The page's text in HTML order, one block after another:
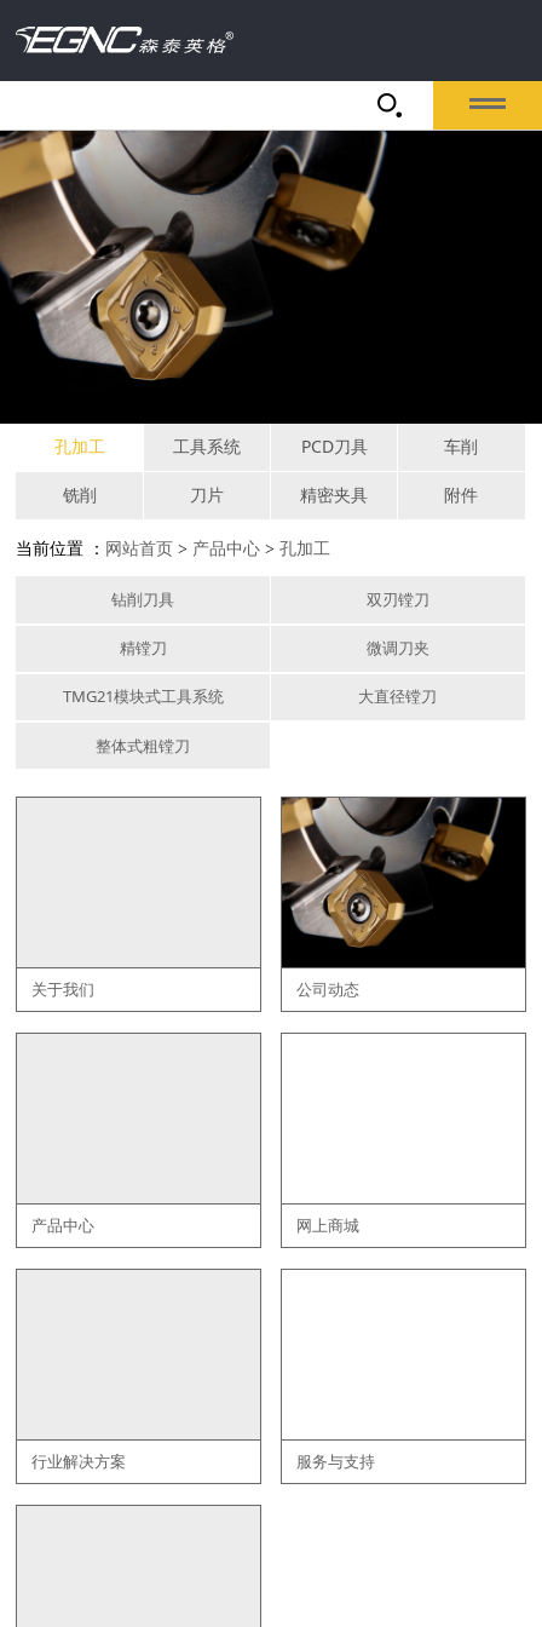
孔加工 工具系统 PCD刀具 车削
铣削 刀片 精密夹具 附件
当前位置 ： 网站首页 > 产品中心 >孔加工
钻削刀具 双刃镗刀
精镗刀 微调刀夹
TMG21模块式工具系统 大直径镗刀
整体式粗镗刀
关于我们 公司动态
产品中心 网上商城
行业解决方案 服务与支持